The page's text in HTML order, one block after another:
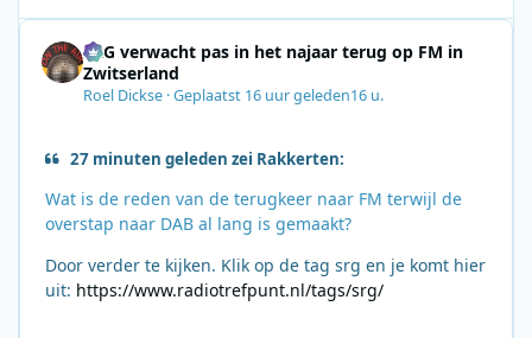
SRG verwacht pas in het najaar terug op FM in
Zwitserland
Roel Dickse ·Geplaatst 16 uur geleden16 u.
27 minuten geleden zei Rakkerten:
Wat is de reden van de terugkeer naar FM terwijl de
overstap naar DAB al lang is gemaakt?
Door verder te kijken. Klik op de tag srg en je komt hier
uit: https://www.radiotrefpunt.nl/tags/srg/